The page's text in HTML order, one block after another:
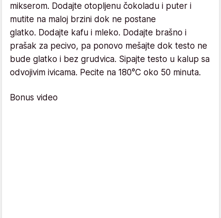
mikserom. Dodajte otopljenu čokoladu i puter i
mutite na maloj brzini dok ne postane
glatko. Dodajte kafu i mleko. Dodajte brašno i
prašak za pecivo, pa ponovo mešajte dok testo ne
bude glatko i bez grudvica. Sipajte testo u kalup sa
odvojivim ivicama. Pecite na 180°C oko 50 minuta.
Bonus video